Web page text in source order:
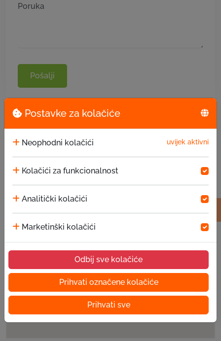
Postavke za kolačiće
Neophodni kolačići uvijek aktivni
Kolačići za funkcionalnost
Analitički kolačići
Marketinški kolačići
Odbij sve kolačiće
Prihvati označene kolačiće
Prihvati sve
Pošalji